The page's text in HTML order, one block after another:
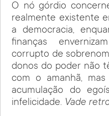
O nó górdio
realmente existente
a democracia,
finanças
corrupto de
donos do poder não
com o amanhã,
acumulação do
infelicidade. Vade